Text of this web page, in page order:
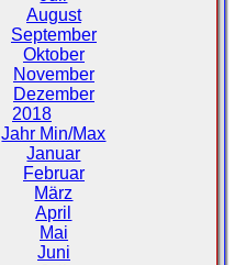
August
September
Oktober
November
Dezember
2018
Jahr Min/Max
Januar
Februar
März
April
Mai
Juni